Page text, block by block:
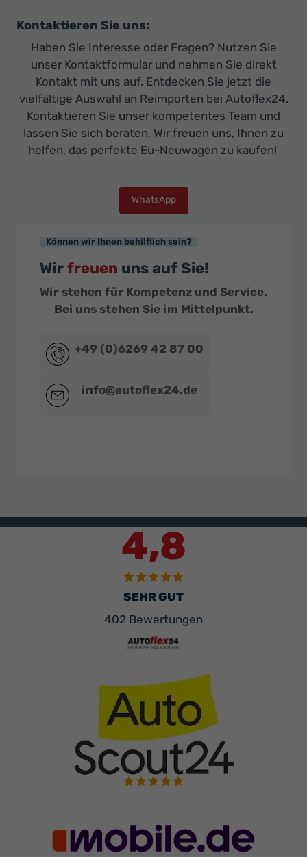
Kontaktieren Sie uns:
Haben Sie Interesse oder Fragen? Nutzen Sie
unser Kontaktformular und nehmen Sie direkt
Kontakt mit uns auf. Entdecken Sie jetzt die
vielfältige Auswahl an Reimporten bei Autoflex24.
Kontaktieren Sie unser kompetentes Team und
lassen Sie sich beraten. Wir freuen uns, Ihnen zu
helfen, das perfekte Eu-Neuwagen zu kaufen!
WhatsApp
Können wir Ihnen behilflich sein?
Wirfreuen uns auf Sie!
Wir stehen für Kompetenz und Service.
Bei uns stehen Sie im Mittelpunkt.
+49 (0)6269 42 87 00
info@autoflex24.de
4,8
SEHR GUT
402 Bewertungen